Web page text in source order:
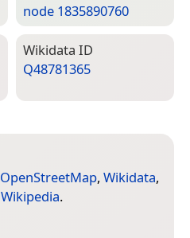
node 1835890760
Wiki­data ID
Q48781365
OpenStreetMap, Wikidata,
Wikipedia.